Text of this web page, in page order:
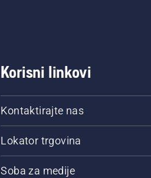
Korisni linkovi
Kontaktirajte nas
Lokator trgovina
Soba za medije